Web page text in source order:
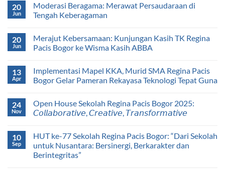
20
Jun
Moderasi Beragama: Merawat Persaudaraan di
Tengah Keberagaman
20
Jun
Merajut Kebersamaan: Kunjungan Kasih TK Regina
Pacis Bogor ke Wisma Kasih ABBA
13
Apr
Implementasi Mapel KKA, Murid SMA Regina Pacis
Bogor Gelar Pameran Rekayasa Teknologi Tepat Guna
24
Nov
Open House Sekolah Regina Pacis Bogor 2025:
𝘊𝘰𝘭𝘭𝘢𝘣𝘰𝘳𝘢𝘵𝘪𝘷𝘦, 𝘊𝘳𝘦𝘢𝘵𝘪𝘷𝘦, 𝘛𝘳𝘢𝘯𝘴𝘧𝘰𝘳𝘮𝘢𝘵𝘪𝘷𝘦
10
Sep
HUT ke-77 Sekolah Regina Pacis Bogor: “Dari Sekolah
untuk Nusantara: Bersinergi, Berkarakter dan
Berintegritas”